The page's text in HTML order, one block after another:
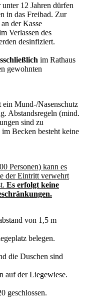
12 Jahren dürfen
in das Freibad. Zur
der Kasse
Verlassen des
desinfiziert.
im Rathaus
gewohnten
Mund-/Nasenschutz
Abstandsregeln (mind.
sind zu
Becken besteht keine
Personen) kann es
der Eintritt verwehrt
Es erfolgt keine
von 1,5 m
belegen.
die Duschen sind
auf der Liegewiese.
geschlossen.